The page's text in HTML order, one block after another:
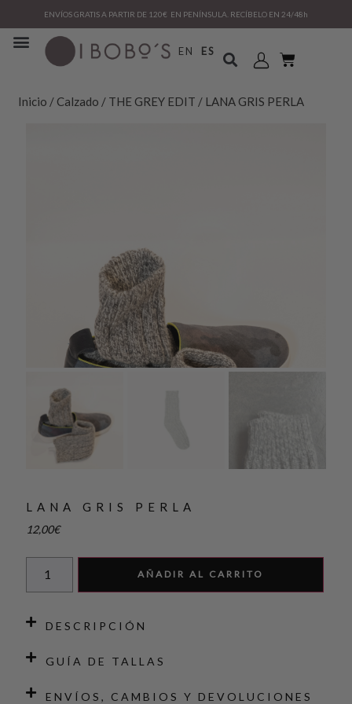
ENVÍOS GRATIS A PARTIR DE 120€ EN PENÍNSULA. RECÍBELO EN 24/48h
EN ES
Inicio / Calzado / THE GREY EDIT / LANA GRIS PERLA
LANA GRIS PERLA
12,00€
AÑADIR AL CARRITO
DESCRIPCIÓN
GUÍA DE TALLAS
ENVÍOS, CAMBIOS Y DEVOLUCIONES